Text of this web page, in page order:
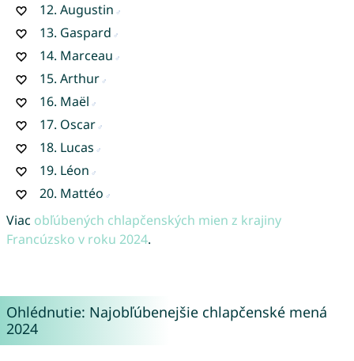
12. Augustin
13. Gaspard
14. Marceau
15. Arthur
16. Maël
17. Oscar
18. Lucas
19. Léon
20. Mattéo
Viac obľúbených chlapčenských mien z krajiny
Francúzsko v roku 2024.
Ohlédnutie: Najobľúbenejšie chlapčenské mená
2024